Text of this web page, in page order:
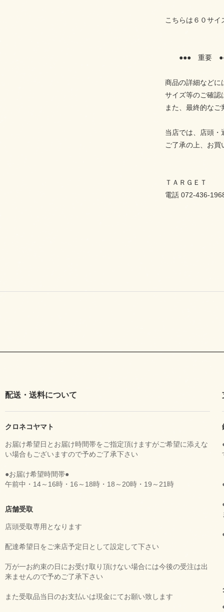
こちらは６０サイ
●●● 重要
商品の詳細などに
サイズ等のご確認
また、最終的な
当店では、店頭・
ご了承の上、お買
ＴＡＲＧＥＴ
電話 072-436-
配送・送料について
クロネコヤマト
お届け希望日とお届け時間帯をご指定頂けますがご希望に添えな
い場合もございますので予めご了承下さい
●お届け希望時間帯●
午前中・14～16時・16～18時・18～20時・19～21時
店舗受取
店頭受取専用となります
配達希望日をご来店予定日として設定して下さい
万が一お約束の日にお受け取り頂けない場合には今後の受注は出
来ませんので予めご了承下さい
また受取品当日のお支払いは現金にてお願い致します